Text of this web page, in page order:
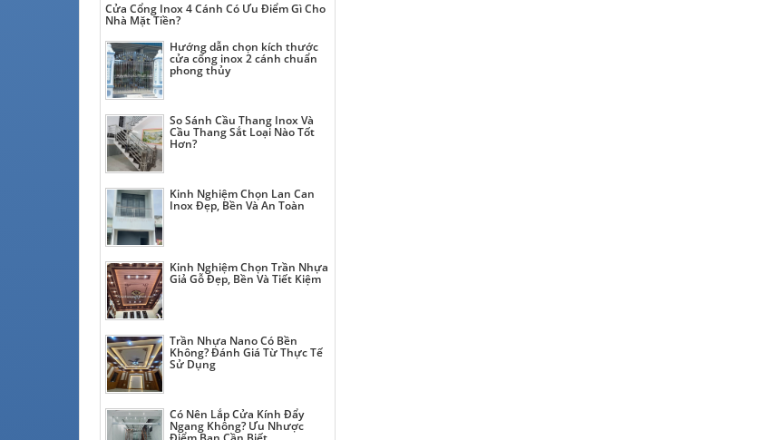
Cửa Cổng Inox 4 Cánh Có Ưu Điểm Gì Cho
Nhà Mặt Tiền?
Hướng dẫn chọn kích thước
cửa cổng inox 2 cánh chuẩn
phong thủy
So Sánh Cầu Thang Inox Và
Cầu Thang Sắt Loại Nào Tốt
Hơn?
Kinh Nghiệm Chọn Lan Can
Inox Đẹp, Bền Và An Toàn
Kinh Nghiệm Chọn Trần Nhựa
Giả Gỗ Đẹp, Bền Và Tiết Kiệm
Trần Nhựa Nano Có Bền
Không? Đánh Giá Từ Thực Tế
Sử Dụng
Có Nên Lắp Cửa Kính Đẩy
Ngang Không? Ưu Nhược